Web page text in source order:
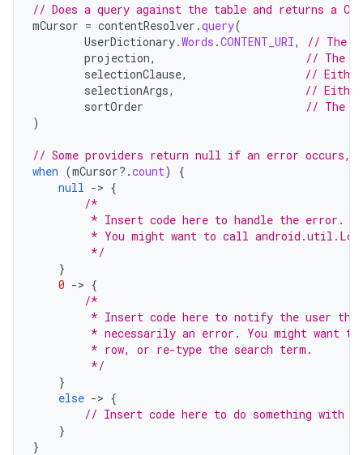
// Does a query against the table and returns a
mCursor = contentResolver .query(
UserDictionary.Words .CONTENT_URI,
// The
projection,
// The
selectionClause,
// Either
selectionArgs,
// Either
sortOrder
// The
)
// Some providers return null if an error occurs,
when (mCursor?.count)
{
null -> {
/*
* Insert code here to handle the error.
* You might want to call
         */
}
0 -> {
/*
* Insert code here to notify the user
* necessarily an error. You might want
         * row, or re-type the search term.
         */
}
else -> {
// Insert code here to do something with
}
}